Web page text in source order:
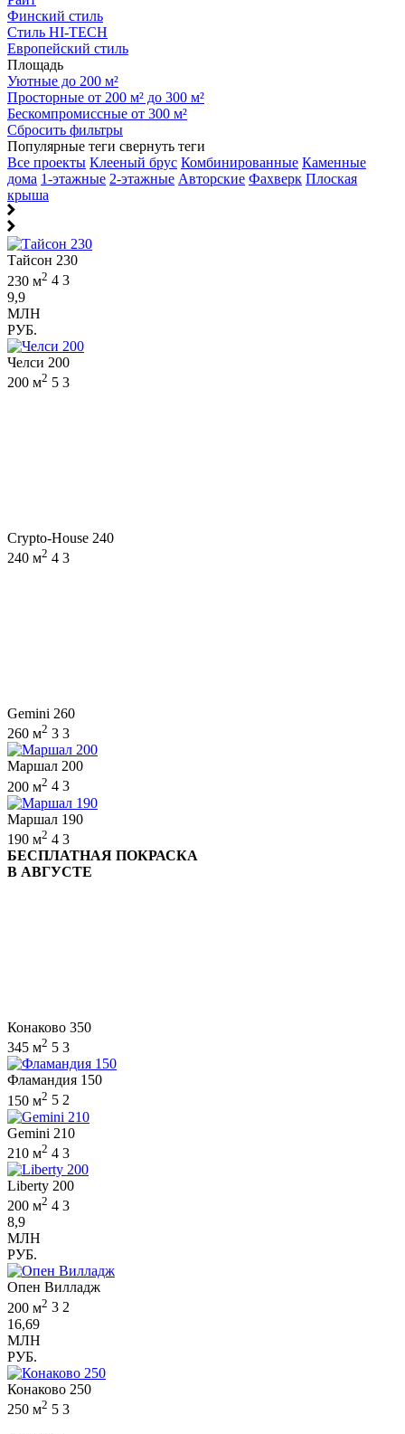
Финский стиль
Стиль HI-TECH
Европейский стиль
Площадь
Уютные до 200 м²
Просторные от 200 м² до 300 м²
Бескомпромиссные от 300 м²
Сбросить фильтры
Популярные теги свернуть теги
Все проекты Клееный брус Комбинированные Каменные
дома 1-этажные 2-этажные Авторские Фахверк Плоская
крыша
Тайсон 230
230 м2 4 3
9,9
МЛН
РУБ.
Челси 200
200 м2 5 3
Crypto-House 240
240 м2 4 3
Gemini 260
260 м2 3 3
Маршал 200
200 м2 4 3
Маршал 190
190 м2 4 3
БЕСПЛАТНАЯ ПОКРАСКА
В АВГУСТЕ
Конаково 350
345 м2 5 3
Фламандия 150
150 м2 5 2
Gemini 210
210 м2 4 3
Liberty 200
200 м2 4 3
8,9
МЛН
РУБ.
Опен Вилладж
200 м2 3 2
16,69
МЛН
РУБ.
Конаково 250
250 м2 5 3